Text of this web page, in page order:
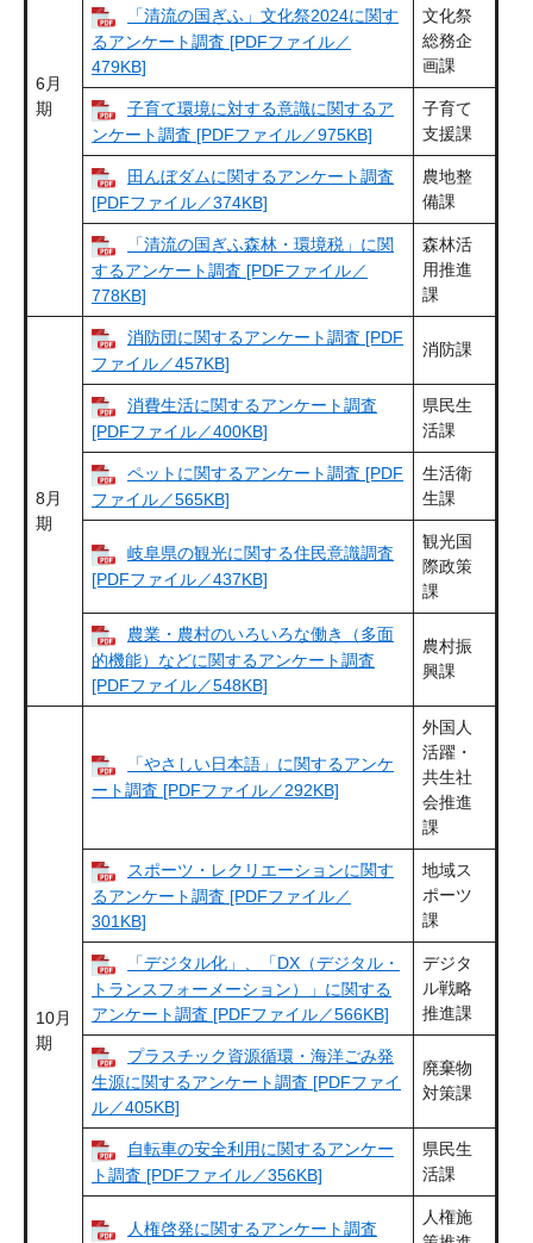
6月
期
「清流の国ぎふ」文化祭2024に関す
るアンケート調査​ [PDFファイル／
479KB]
文化祭
総務企
画課
子育て環境に対する意識に関するア
ンケート調査 [PDFファイル／975KB]
子育て
支援課
田んぼダムに関するアンケート調査
[PDFファイル／374KB]
農地整
備課
「清流の国ぎふ森林・環境税」に関
するアンケート調査 [PDFファイル／
778KB]
森林活
用推進
課
8月
期
消防団に関するアンケート調査 [PDF
ファイル／457KB]
消防課
消費生活に関するアンケート調査
[PDFファイル／400KB]
県民生
活課
ペットに関するアンケート調査 [PDF
ファイル／565KB]
生活衛
生課
岐阜県の観光に関する住民意識調査
[PDFファイル／437KB]
観光国
際政策
課
農業・農村のいろいろな働き（多面
的機能）などに関するアンケート調査
[PDFファイル／548KB]
農村振
興課
10月
期
「やさしい日本語」に関するアンケ
ート調査 [PDFファイル／292KB]
外国人
活躍・
共生社
会推進
課
スポーツ・レクリエーションに関す
るアンケート調査 [PDFファイル／
301KB]
地域ス
ポーツ
課
「デジタル化」、「DX（デジタル・
トランスフォーメーション）」に関する
アンケート調査 [PDFファイル／566KB]
デジタ
ル戦略
推進課
プラスチック資源循環・海洋ごみ発
生源に関するアンケート調査 [PDFファイ
ル／405KB]
廃棄物
対策課
自転車の安全利用に関するアンケー
ト調査 [PDFファイル／356KB]
県民生
活課
人権啓発に関するアンケート調査
人権施